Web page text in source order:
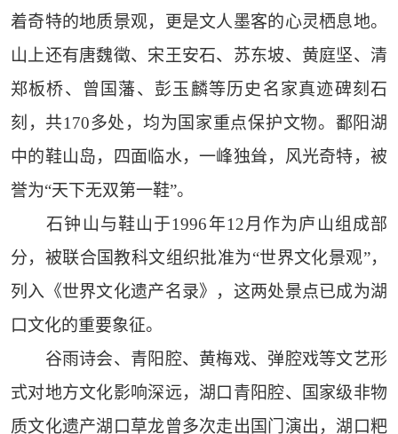
着奇特的地质景观，更是文人墨客的心灵栖息地。
山上还有唐魏徵、宋王安石、苏东坡、黄庭坚、清
郑板桥、曾国藩、彭玉麟等历史名家真迹碑刻石
刻，共170多处，均为国家重点保护文物。鄱阳湖
中的鞋山岛，四面临水，一峰独耸，风光奇特，被
誉为“天下无双第一鞋”。
石钟山与鞋山于1996年12月作为庐山组成部
分，被联合国教科文组织批准为“世界文化景观”，
列入《世界文化遗产名录》，这两处景点已成为湖
口文化的重要象征。
谷雨诗会、青阳腔、黄梅戏、弹腔戏等文艺形
式对地方文化影响深远，湖口青阳腔、国家级非物
质文化遗产湖口草龙曾多次走出国门演出，湖口粑